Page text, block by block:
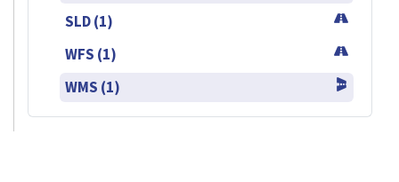
SLD (1)
WFS (1)
WMS (1)